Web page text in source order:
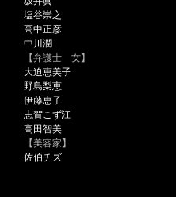
塩谷崇之
高中正彦
中川潤
【弁護士 女】
大迫恵美子
野島梨恵
伊藤恵子
志賀こず江
高田智美
【美容家】
佐伯チズ